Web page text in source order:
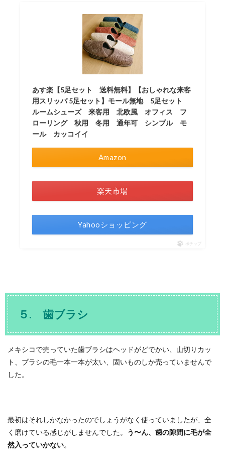
あす楽【5足セット 送料無料】【おしゃれな来客
用スリッパ 5足セット】モール無地 5足セット
ルームシューズ 来客用 北欧風 オフィス フ
ローリング 秋用 冬用 通年可 シンプル モ
ール カッコイイ
Amazon
楽天市場
Yahooショッピング
ポチップ
５. 歯ブラシ
メキシコで売っていた歯ブラシはヘッドがどでかい、山切りカッ
ト、ブラシの毛一本一本が太い、固いものしか売っていませんで
した。
最初はそれしかなかったのでしょうがなく使っていましたが、全
く磨けている感じがしませんでした。
う〜ん、歯の隙間に毛が全
然入っていかない。